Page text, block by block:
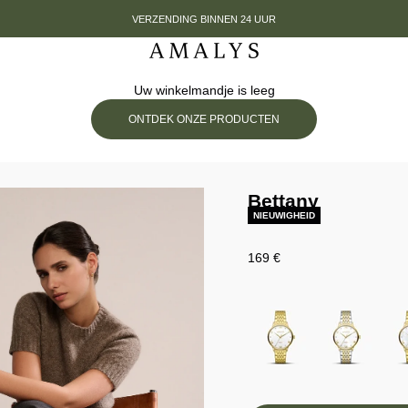
VERZENDING BINNEN 24 UUR
Amalys
Uw winkelmandje is leeg
ONTDEK ONZE PRODUCTEN
Bettany
NIEUWIGHEID
Prix de vente
169 €